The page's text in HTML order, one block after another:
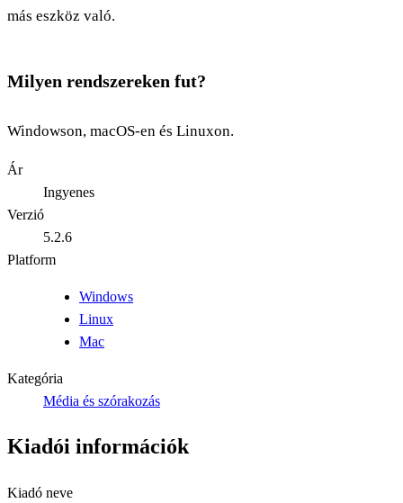
más eszköz való.
Milyen rendszereken fut?
Windowson, macOS-en és Linuxon.
Ár
Ingyenes
Verzió
5.2.6
Platform
Windows
Linux
Mac
Kategória
Média és szórakozás
Kiadói információk
Kiadó neve